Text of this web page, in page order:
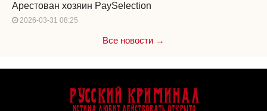
Арестован хозяин PaySelection
2026-03-31 08:25
Все новости →
Русский Криминал
Истина любит действовать открыто